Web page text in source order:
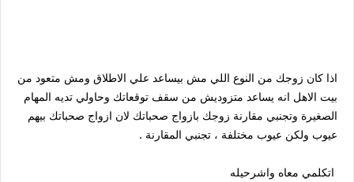
اذا كان زوجك من النوع اللي مش بيساعد علي الاطلاق ومش متعود من
بيت الاهل انه يساعد متزوديش من سقف توقعاتك وحاولي تديه المهام
الصغيرة وتجنبي مقارنة زوجك بازواج صحباتك لان ازواج صحباتك بيهم
عيوب ولكن عيوب مختلفة ، تجنبي المقارنة .
اتكلمي معاه واشرحيله